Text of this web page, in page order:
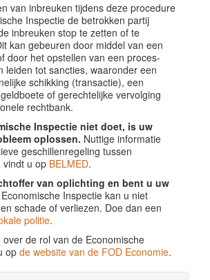
van inbreuken tijdens deze procedure
Inspectie de betrokken partij
inbreuken stop te zetten of te
kan gebeuren door middel van een
door het opstellen van een proces-
leiden tot sancties, waaronder een
schikking (transactie), een
of gerechtelijke vervolging
rechtbank.
Inspectie niet doet, is uw
oplossen. Nuttige informatie
geschillenregeling tussen
vindt u op BELMED.
van oplichting en bent u uw
Inspectie kan u niet
schade of verliezen. Doe dan een
politie.
de rol van de Economische
opde website van de FOD Economie.